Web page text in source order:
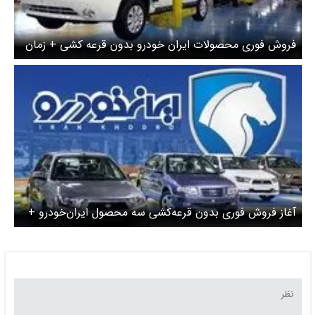
فروش فوری محصولات ایران خودرو بدون قرعه کشی + زمان
ثبت نام
آغاز فروش فوری بدون قرعه‌کشی سه محصول ایران‌خودرو +
لینک